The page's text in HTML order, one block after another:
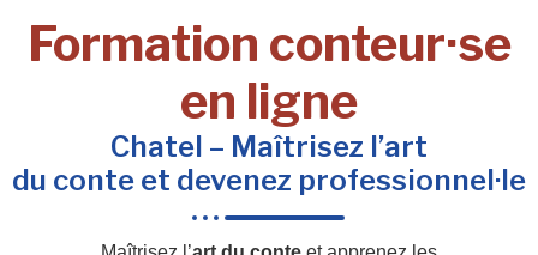
Formation conteur·se
en ligne
Chatel – Maîtrisez l’art
du conte et devenez professionnel·le